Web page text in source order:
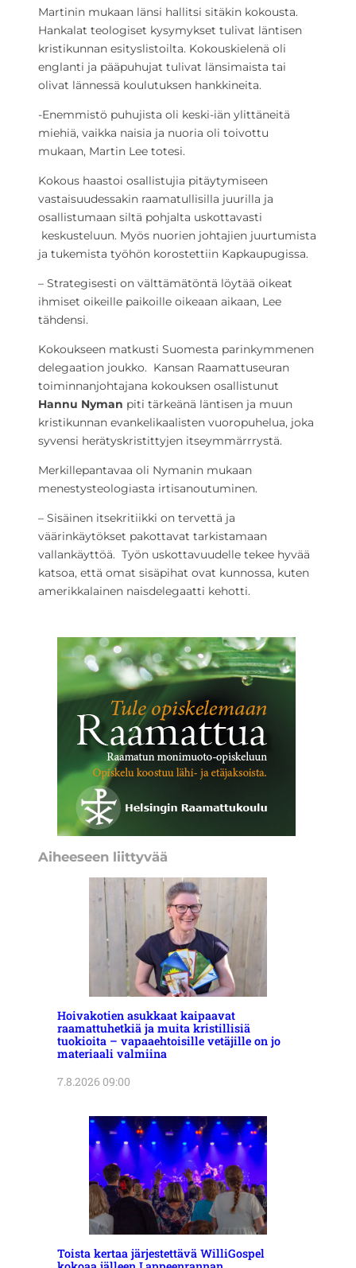
Martinin mukaan länsi hallitsi sitäkin kokousta.
Hankalat teologiset kysymykset tulivat läntisen
kristikunnan esityslistoilta. Kokouskielenä oli
englanti ja pääpuhujat tulivat länsimaista tai
olivat lännessä koulutuksen hankkineita.
-Enemmistö puhujista oli keski-iän ylittäneitä
miehiä, vaikka naisia ja nuoria oli toivottu
mukaan, Martin Lee totesi.
Kokous haastoi osallistujia pitäytymiseen
vastaisuudessakin raamatullisilla juurilla ja
osallistumaan siltä pohjalta uskottavasti
keskusteluun. Myös nuorien johtajien juurtumista
ja tukemista työhön korostettiin Kapkaupugissa.
– Strategisesti on välttämätöntä löytää oikeat
ihmiset oikeille paikoille oikeaan aikaan, Lee
tähdensi.
Kokoukseen matkusti Suomesta parinkymmenen
delegaation joukko. Kansan Raamattuseuran
toiminnanjohtajana kokouksen osallistunut
Hannu Nyman piti tärkeänä läntisen ja muun
kristikunnan evankelikaalisten vuoropuhelua, joka
syvensi herätyskristittyjen itseymmärrrystä.
Merkillepantavaa oli Nymanin mukaan
menestysteologiasta irtisanoutuminen.
– Sisäinen itsekritiikki on tervettä ja
väärinkäytökset pakottavat tarkistamaan
vallankäyttöä. Työn uskottavuudelle tekee hyvää
katsoa, että omat sisäpihat ovat kunnossa, kuten
amerikkalainen naisdelegaatti kehotti.
Aiheeseen liittyvää
Hoivakotien asukkaat kaipaavat
raamattuhetkiä ja muita kristillisiä
tuokioita – vapaaehtoisille vetäjille on jo
materiaali valmiina
7.8.2026 09:00
Toista kertaa järjestettävä WilliGospel